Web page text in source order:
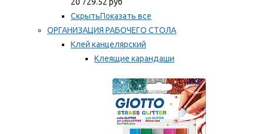
СкрытьПоказать все
ОРГАНИЗАЦИЯ РАБОЧЕГО СТОЛА
Клей канцелярский
Клеящие карандаши
Мы рекомендуем